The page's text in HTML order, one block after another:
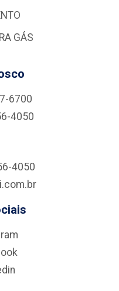
GÁS
6700
4050
4050